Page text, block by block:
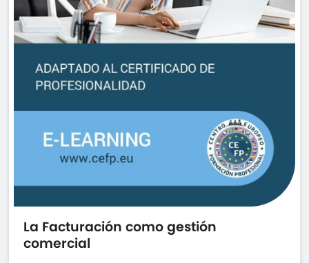
La Facturación como gestión
comercial